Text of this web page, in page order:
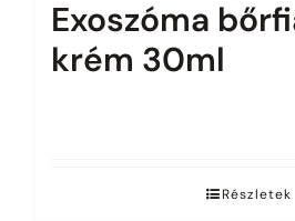
Exoszóma
krém 30ml
Részletek